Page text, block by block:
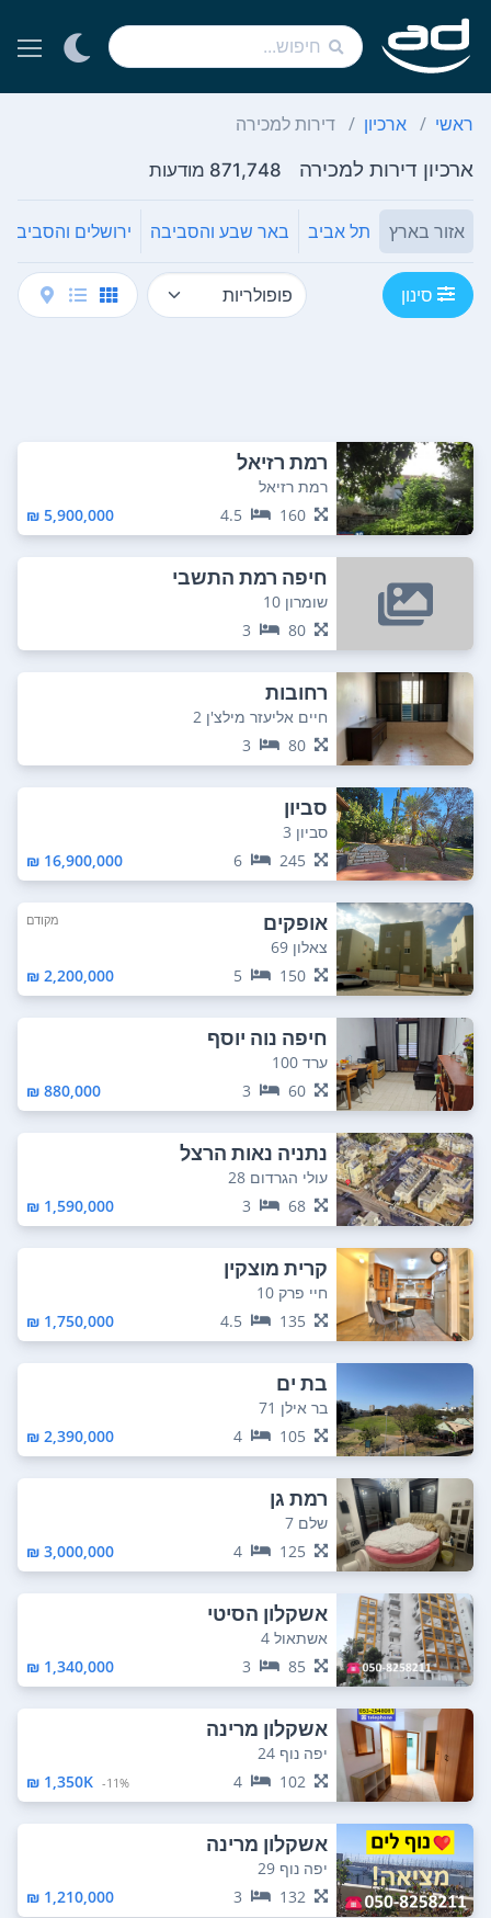
ראשי ארכיון דירות למכירה
ארכיון דירות למכירה 871,748 מודעות
אזור בארץ תל אביב באר שבע והסביבה ירושלים והסביבה
סינון
רמת רזיאל
רמת רזיאל
160
4.5
5,900,000 ₪
חיפה רמת התשבי
שומרון 10
80
3
רחובות
חיים אליעזר מילצ'ן 2
80
3
סביון
סביון 3
245
6
16,900,000 ₪
אופקים מקודם
צאלון 69
150
5
2,200,000 ₪
חיפה נוה יוסף
ערד 100
60
3
880,000 ₪
נתניה נאות הרצל
עולי הגרדום 28
68
3
1,590,000 ₪
קרית מוצקין
חיי פרק 10
135
4.5
1,750,000 ₪
בת ים
בר אילן 71
105
4
2,390,000 ₪
רמת גן
שלם 7
125
4
3,000,000 ₪
אשקלון הסיטי
אשתאול 4
85
3
1,340,000 ₪
אשקלון מרינה
יפה נוף 24
102
4
11%-
1,350K ₪
אשקלון מרינה
יפה נוף 29
132
3
1,210,000 ₪